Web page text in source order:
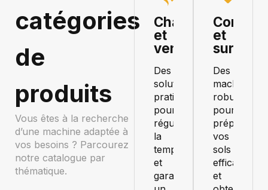
catégories
de
produits
Vous êtes à la recherche
d’une machine adaptée à
vos besoins ? Parcourez
notre catalogue par
thématique.
Chauffage
et
ventilation
Des
solutions
pratiques
pour
réguler
la
température
et
garantir
et
Des
machines
robustes
pour
préparer
vos
sols
et